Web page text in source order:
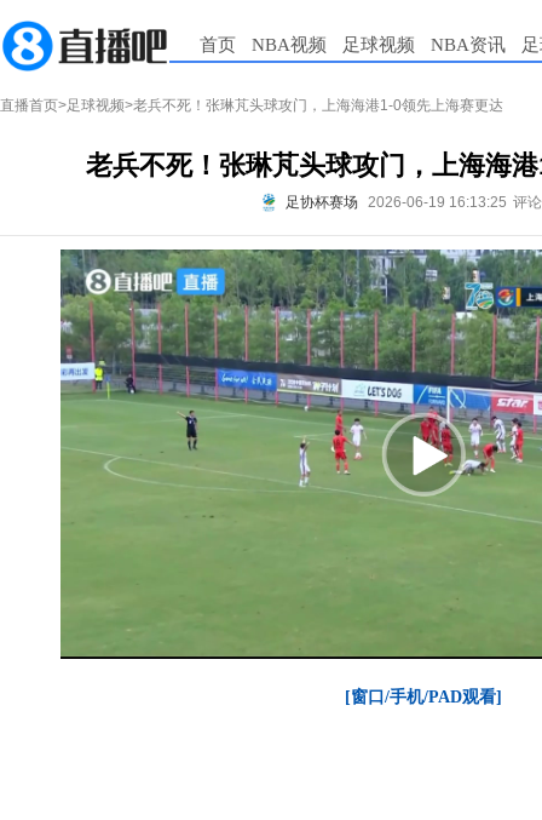
首页 NBA视频 足球视频 NBA资讯
直播首页>足球视频>老兵不死！张琳芃头球攻门，上海海港1-0领先上海赛更达
老兵不死！张琳芃头球攻门，上海海
足协杯赛场 2026-06-19 16:13:25 评
[窗口/手机/PAD观看]